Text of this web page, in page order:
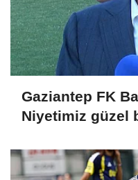
Gaziantep FK
Niyetimiz güzel